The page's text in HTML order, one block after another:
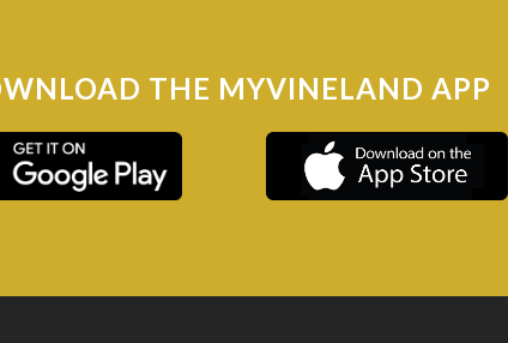
THE MYVINELAND APP